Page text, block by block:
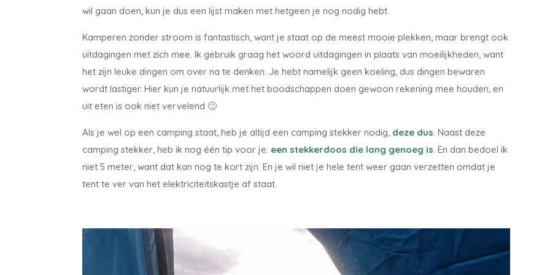
wil gaan doen, kun je dus een lijst maken met hetgeen je nog nodig hebt.
Kamperen zonder stroom is fantastisch, want je staat op de meest mooie plekken, maar brengt ook
uitdagingen met zich mee. Ik gebruik graag het woord uitdagingen in plaats van moeilijkheden, want
het zijn leuke dingen om over na te denken. Je hebt namelijk geen koeling, dus dingen bewaren
wordt lastiger. Hier kun je natuurlijk met het boodschappen doen gewoon rekening mee houden, en
uit eten is ook niet vervelend 🙂
Als je wel op een camping staat, heb je altijd een camping stekker nodig, deze dus . Naast deze
camping stekker, heb ik nog één tip voor je: een stekkerdoos die lang genoeg is . En dan bedoel ik
niet 5 meter, want dat kan nog te kort zijn. En je wil niet je hele tent weer gaan verzetten omdat je
tent te ver van het elektriciteitskastje af staat.